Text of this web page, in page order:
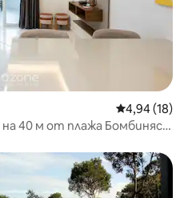
Средна
4,94 (18)
40 м от плажа Бомбиняс